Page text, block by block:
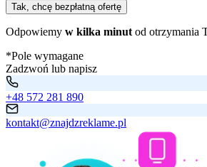
Tak, chcę bezpłatną ofertę
Odpowiemy w kilka minut od otrzymania
*Pole wymagane
Zadzwoń lub napisz
+48 572 281 890
kontakt@znajdzreklame.pl